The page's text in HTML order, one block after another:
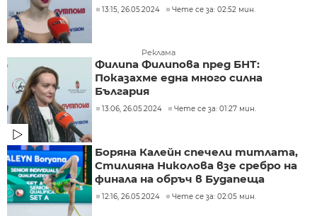
13:15, 26.05.2024 Чете се за: 02:52 мин.
Реклама
Филипа Филипова пред БНТ:
Показахме една много силна
България
13:06, 26.05.2024 Чете се за: 01:27 мин.
Боряна Калейн спечели титлата,
Стилияна Николова взе сребро на
финала на обръч в Будапеща
12:16, 26.05.2024 Чете се за: 02:05 мин.